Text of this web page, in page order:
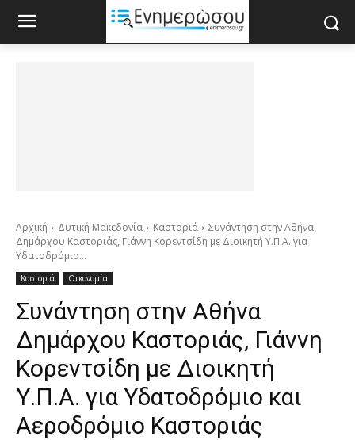
Αρχική Δυτική Μακεδονία Καστοριά
Συνάντηση στην Αθήνα
Δημάρχου Καστοριάς, Γιάννη Κορεντσίδη με Διοικητή Υ.Π.Α. για
Υδατοδρόμιο...
Καστοριά Οικονομία
Συνάντηση στην Αθήνα
Δημάρχου Καστοριάς, Γιάννη
Κορεντσίδη με Διοικητή
Υ.Π.Α. για Υδατοδρόμιο και
Αεροδρόμιο Καστοριάς